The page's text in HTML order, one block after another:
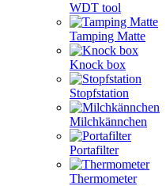
WDT tool
Tamping Matte
Knock box
Stopfstation
Milchkännchen
Portafilter
Thermometer